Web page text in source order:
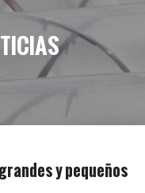
y pequeños